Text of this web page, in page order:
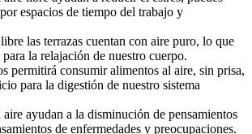
espacios de tiempo del trabajo y
las terrazas cuentan con aire puro, lo que
la relajación de nuestro cuerpo.
permitirá consumir alimentos al aire, sin prisa,
para la digestión de nuestro sistema
aire ayudan a la disminución de pensamientos
de enfermedades y preocupaciones.